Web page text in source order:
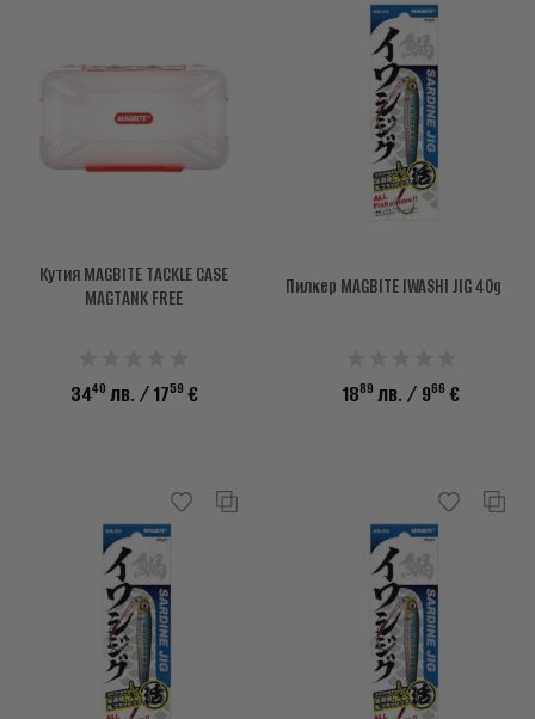
Кутия MAGBITE TACKLE CASE
MAGTANK FREE
3440 лв. / 1759 €
Пилкер MAGBITE IWASHI JIG 40g
1889 лв. / 966 €